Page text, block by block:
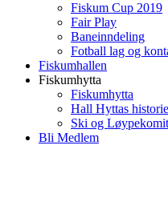
Fiskum Cup 2019
Fair Play
Baneinndeling
Fotball lag og
Fiskumhallen
Fiskumhytta
Fiskumhytta
Hall Hyttas historie
Ski og
Bli Medlem